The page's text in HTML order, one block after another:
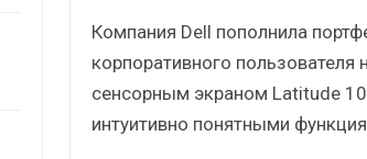
Компания Dell пополнила
корпоративного
сенсорным экраном Latitude
интуитивно понятными